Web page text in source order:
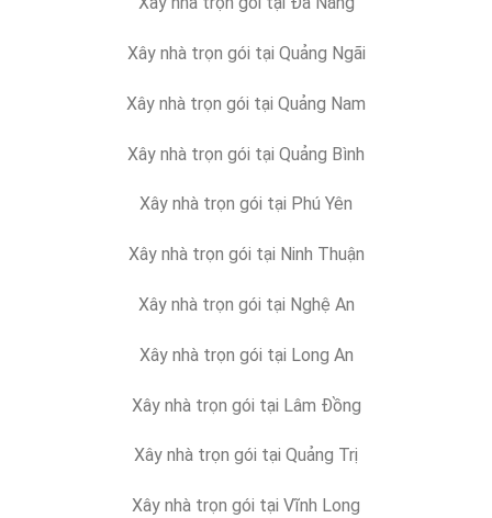
Xây nhà trọn gói tại Quảng Ngãi
Xây nhà trọn gói tại Quảng Nam
Xây nhà trọn gói tại Quảng Bình
Xây nhà trọn gói tại Phú Yên
Xây nhà trọn gói tại Ninh Thuận
Xây nhà trọn gói tại Nghệ An
Xây nhà trọn gói tại Long An
Xây nhà trọn gói tại Lâm Đồng
Xây nhà trọn gói tại Quảng Trị
Xây nhà trọn gói tại Vĩnh Long